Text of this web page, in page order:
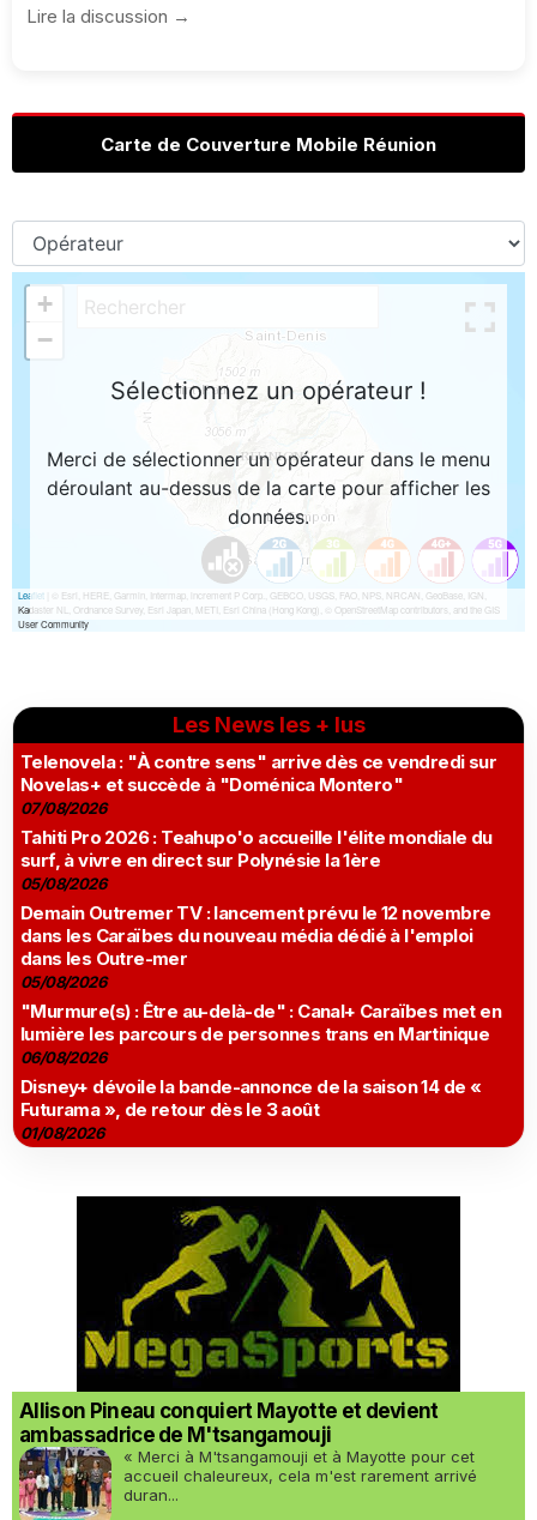
Lire la discussion →
Carte de Couverture Mobile Réunion
Les News les + lus
Telenovela : "À contre sens" arrive dès ce vendredi sur
Novelas+ et succède à "Doménica Montero"
07/08/2026
Tahiti Pro 2026 : Teahupo'o accueille l'élite mondiale du
surf, à vivre en direct sur Polynésie la 1ère
05/08/2026
Demain Outremer TV : lancement prévu le 12 novembre
dans les Caraïbes du nouveau média dédié à l'emploi
dans les Outre-mer
05/08/2026
"Murmure(s) : Être au-delà-de" : Canal+ Caraïbes met en
lumière les parcours de personnes trans en Martinique
06/08/2026
Disney+ dévoile la bande-annonce de la saison 14 de «
Futurama », de retour dès le 3 août
01/08/2026
Allison Pineau conquiert Mayotte et devient
ambassadrice de M'tsangamouji
« Merci à M'tsangamouji et à Mayotte pour cet
accueil chaleureux, cela m'est rarement arrivé
duran...